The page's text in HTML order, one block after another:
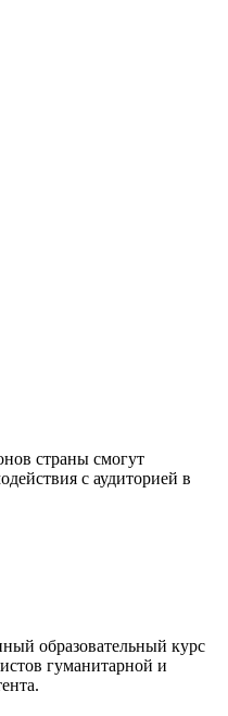
страны смогут
с аудиторией в
образовательный курс
гуманитарной и